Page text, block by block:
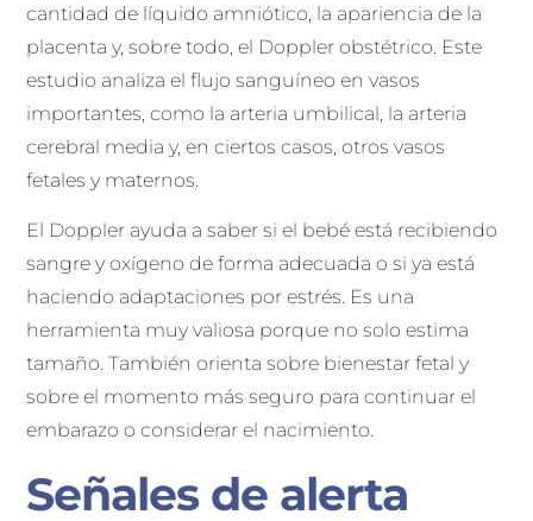
cantidad de líquido amniótico, la apariencia de la
placenta y, sobre todo, el Doppler obstétrico. Este
estudio analiza el flujo sanguíneo en vasos
importantes, como la arteria umbilical, la arteria
cerebral media y, en ciertos casos, otros vasos
fetales y maternos.
El Doppler ayuda a saber si el bebé está recibiendo
sangre y oxígeno de forma adecuada o si ya está
haciendo adaptaciones por estrés. Es una
herramienta muy valiosa porque no solo estima
tamaño. También orienta sobre bienestar fetal y
sobre el momento más seguro para continuar el
embarazo o considerar el nacimiento.
Señales de alerta